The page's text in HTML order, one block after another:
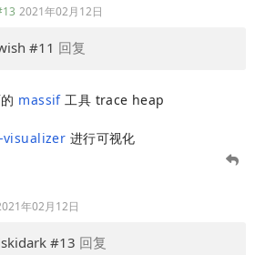
2021年02月12日
#11 回复
massif工具 trace heap
visualizer 进行可视化
年02月12日
#13 回复